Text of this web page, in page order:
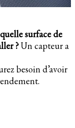
quelle surface de
?Un capteur a
besoin d’avoir